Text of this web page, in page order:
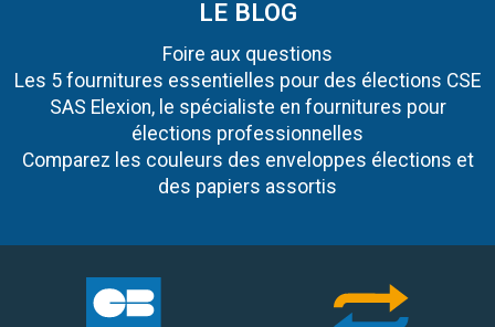
LE BLOG
Foire aux questions
Les 5 fournitures essentielles pour des élections CSE
SAS Elexion, le spécialiste en fournitures pour
élections professionnelles
Comparez les couleurs des enveloppes élections et
des papiers assortis